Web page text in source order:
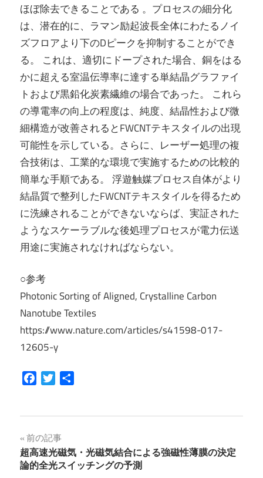
ほぼ除去できることである 。プロセスの細分化
は、潜在的に、ラマン励起波長全体にわたるノイ
ズフロアより下のDピークを抑制することができ
る。 これは、適切にドープされた場合、銅をはる
かに超える室温伝導率に達する単結晶グラファイ
トおよび黒鉛化炭素繊維の場合であった。 これら
の導電率の向上の程度は、純度、結晶性および微
細構造が改善されるとFWCNTテキスタイルの出現
可能性を示している。さらに、レーザー処理の複
合技術は、工業的な環境で実施するための比較的
簡単な手順である。 浮遊触媒プロセス自体がより
結晶質で整列したFWCNTテキスタイルを得るため
に洗練されることができないならば、実証された
ようなスケーラブルな後処理プロセスが電力伝送
用途に実施されなければならない。
○参考
Photonic Sorting of Aligned, Crystalline Carbon
Nanotube Textiles
https://www.nature.com/articles/s41598-017-
12605-y
FacebookTwitter
投
稿
前の記事
超高速光磁気・光磁気結合による強磁性薄膜の決定
論的全光スイッチングの予測